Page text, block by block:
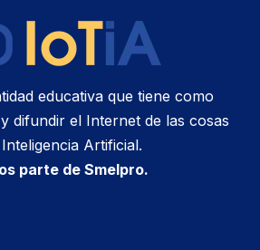
educativa que tiene como
difundir el Internet de las cosas
Artificial.
parte de Smelpro.